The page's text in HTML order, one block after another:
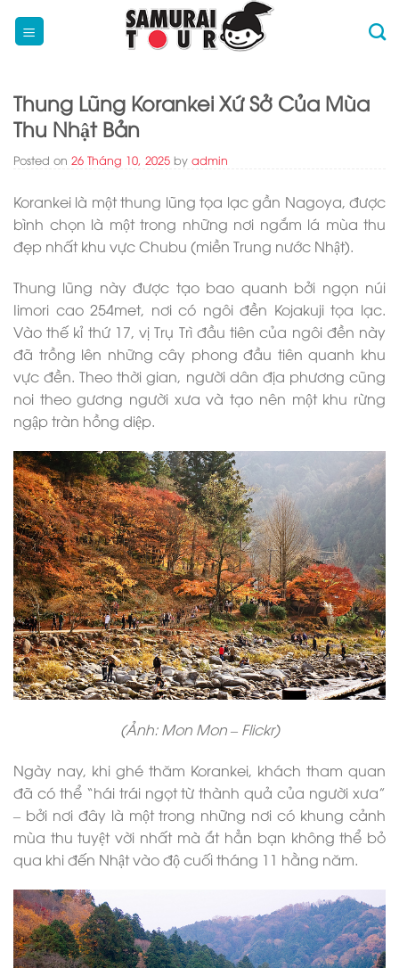
Thung Lũng Korankei Xứ Sở Của Mùa
Thu Nhật Bản
Posted on 26 Tháng 10, 2025 by admin
Korankei là một thung lũng tọa lạc gần Nagoya, được
bình chọn là một trong những nơi ngắm lá mùa thu
đẹp nhất khu vực Chubu (miền Trung nước Nhật).
Thung lũng này được tạo bao quanh bởi ngọn núi
Iimori cao 254met, nơi có ngôi đền Kojakuji tọa lạc.
Vào thế kỉ thứ 17, vị Trụ Trì đầu tiên của ngôi đền này
đã trồng lên những cây phong đầu tiên quanh khu
vực đền. Theo thời gian, người dân địa phương cũng
noi theo gương người xưa và tạo nên một khu rừng
ngập tràn hồng diệp.
(Ảnh: Mon Mon – Flickr)
Ngày nay, khi ghé thăm Korankei, khách tham quan
đã có thể “hái trái ngọt từ thành quả của người xưa”
– bởi nơi đây là một trong những nơi có khung cảnh
mùa thu tuyệt vời nhất mà ắt hẳn bạn không thể bỏ
qua khi đến Nhật vào độ cuối tháng 11 hằng năm.